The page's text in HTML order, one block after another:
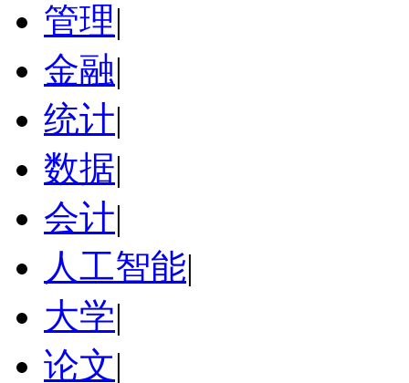
管理|
金融|
统计|
数据|
会计|
人工智能|
大学|
论文|